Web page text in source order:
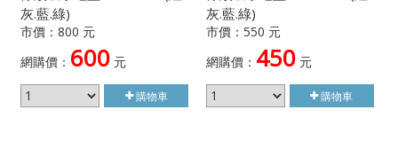
灰.藍.綠)
市價：800 元
網購價： 600 元
購物車
灰.藍.綠)
市價：550 元
網購價： 450元
購物車